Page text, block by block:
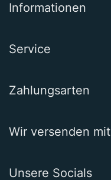
Informationen
Service
Zahlungsarten
Wir versenden mit
Unsere Socials